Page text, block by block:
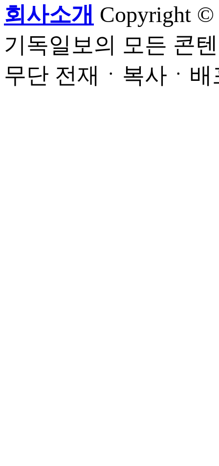
회사소개 Copyright ©
기독일보의 모든 콘
무단 전재ㆍ복사ㆍ